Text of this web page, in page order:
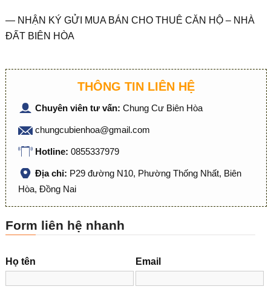
— NHẬN KÝ GỬI MUA BÁN CHO THUÊ CĂN HỘ – NHÀ
ĐẤT BIÊN HÒA
THÔNG TIN LIÊN HỆ
Chuyên viên tư vấn: Chung Cư Biên Hòa
chungcubienhoa@gmail.com
Hotline: 0855337979
Địa chỉ: P29 đường N10, Phường Thống Nhất, Biên
Hòa, Đồng Nai
Form liên hệ nhanh
Họ tên Email